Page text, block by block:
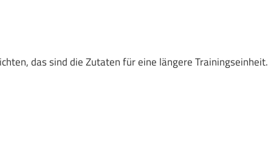
das sind die Zutaten für eine längere Trainingseinheit.